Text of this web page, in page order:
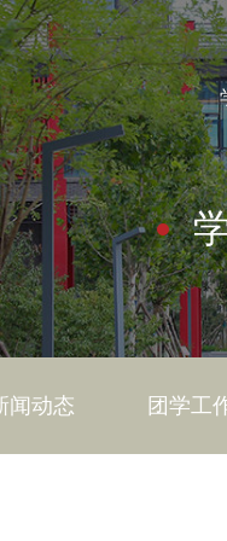
闻动态 团学工